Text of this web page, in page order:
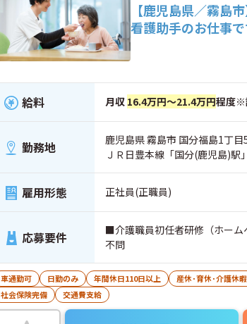
【鹿児島県／霧島
看護助手のお仕事で
給料 月収 16.4万円～21.4万円程度※
勤務地
鹿児島県 霧島市 国分福島1丁目
ＪＲ日豊本線「国分(鹿児島)駅
雇用形態 正社員(正職員)
応募要件
■介護職員初任者研修（ホー
不問
車通勤可 日勤のみ 年間休日110日以上 産休･育休･介護休
社会保険完備
交通費支給